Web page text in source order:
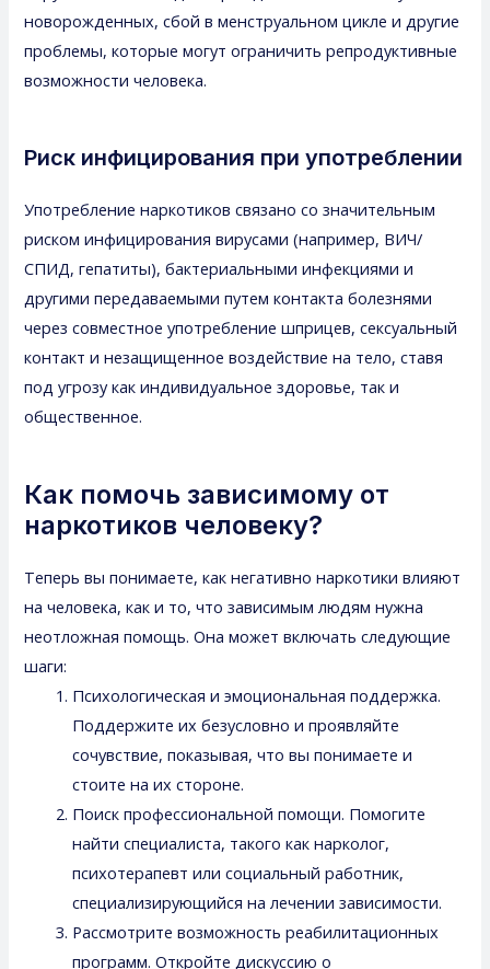
новорожденных, сбой в менструальном цикле и другие
проблемы, которые могут ограничить репродуктивные
возможности человека.
Риск инфицирования при употреблении
Употребление наркотиков связано со значительным
риском инфицирования вирусами (например, ВИЧ/
СПИД, гепатиты), бактериальными инфекциями и
другими передаваемыми путем контакта болезнями
через совместное употребление шприцев, сексуальный
контакт и незащищенное воздействие на тело, ставя
под угрозу как индивидуальное здоровье, так и
общественное.
Как помочь зависимому от
наркотиков человеку?
Теперь вы понимаете, как негативно наркотики влияют
на человека, как и то, что зависимым людям нужна
неотложная помощь. Она может включать следующие
шаги:
Психологическая и эмоциональная поддержка.
Поддержите их безусловно и проявляйте
сочувствие, показывая, что вы понимаете и
стоите на их стороне.
Поиск профессиональной помощи. Помогите
найти специалиста, такого как нарколог,
психотерапевт или социальный работник,
специализирующийся на лечении зависимости.
Рассмотрите возможность реабилитационных
программ. Откройте дискуссию о